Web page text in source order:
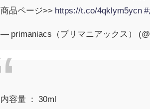
商品ページ>> https://t.co/4qklym5ycn #
— primaniacs（プリマニアックス）
内容量 ： 30ml